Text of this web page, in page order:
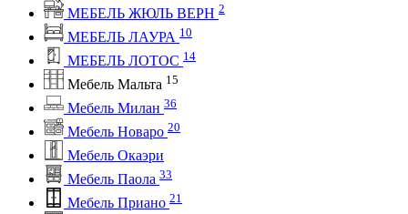
МЕБЕЛЬ ЖЮЛЬ ВЕРН 2
МЕБЕЛЬ ЛАУРА 10
МЕБЕЛЬ ЛОТОС 14
Мебель Мальта 15
Мебель Милан 36
Мебель Новаро 20
Мебель Окаэри
Мебель Паола 33
Мебель Приано 21